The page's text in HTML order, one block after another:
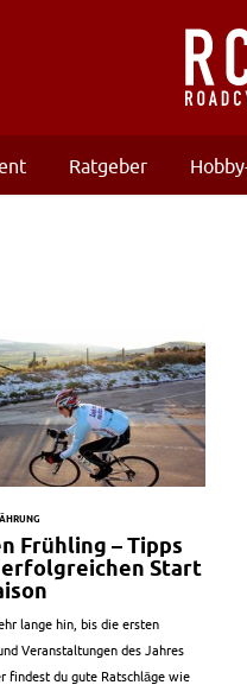
Ratgeber
Frühling – Tipps
Start
lange hin, bis die ersten
Veranstaltungen des Jahres
findest du gute Ratschläge wie